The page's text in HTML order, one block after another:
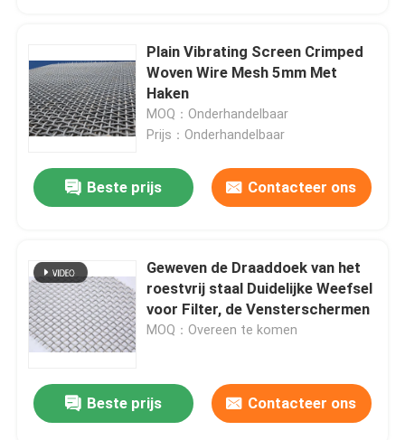
Plain Vibrating Screen Crimped
Woven Wire Mesh 5mm Met
Haken
MOQ：Onderhandelbaar
Prijs：Onderhandelbaar
Beste prijs Contacteer ons
Geweven de Draaddoek van het
roestvrij staal Duidelijke Weefsel
voor Filter, de Vensterschermen
MOQ：Overeen te komen
Beste prijs Contacteer ons